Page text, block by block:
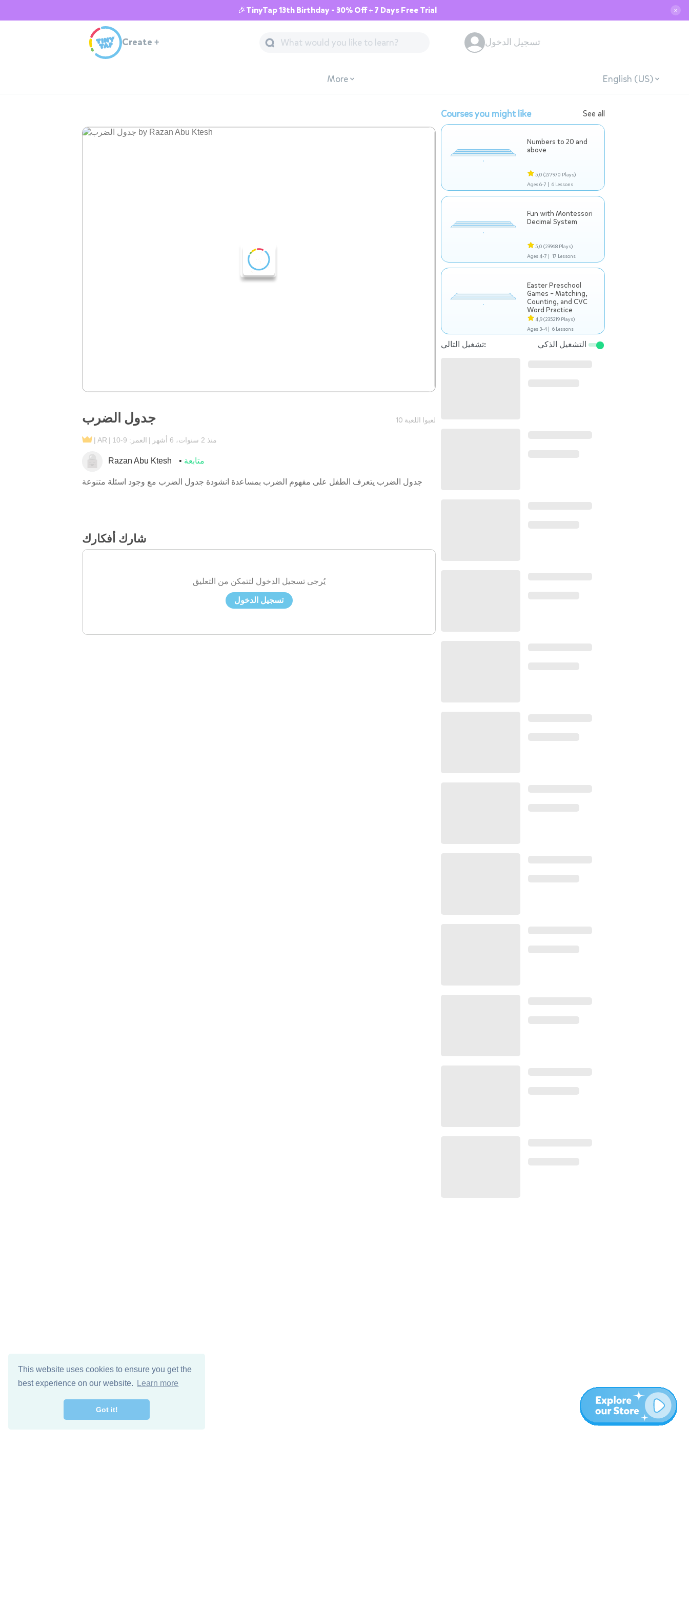
This website uses cookies to ensure you get the
best experience on our website.
Learn more
Got it!
🎉TinyTap 13th Birthday - 30% Off + 7 Days Free Trial ✕
Create + تسجيل الدخول
More English (US)
جدول الضرب 10 لعبوا اللعبة
AR العمر: 9-10 منذ 2 سنوات، 6 أشهر
Razan Abu Ktesh متابعة
جدول الضرب يتعرف الطفل على مفهوم الضرب بمساعدة انشودة جدول الضرب مع وجود اسئلة متنوعة
شارك أفكارك
يُرجى تسجيل الدخول لتتمكن من التعليق
تسجيل الدخول
Courses you might like See all
Numbers to 20 and
above
5,0 (277970 Plays)
Ages 6-7 | 6 Lessons
Fun with Montessori
Decimal System
5,0 (23968 Plays)
Ages 4-7 | 17 Lessons
Easter Preschool
Games – Matching,
Counting, and CVC
Word Practice
4,9(235219 Plays)
Ages 3-4 | 6 Lessons
تشغيل التالي: